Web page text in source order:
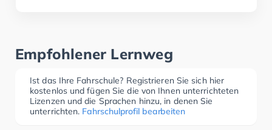
Empfohlener Lernweg
Ist das Ihre Fahrschule? Registrieren Sie sich hier
kostenlos und fügen Sie die von Ihnen unterrichteten
Lizenzen und die Sprachen hinzu, in denen Sie
unterrichten. Fahrschulprofil bearbeiten